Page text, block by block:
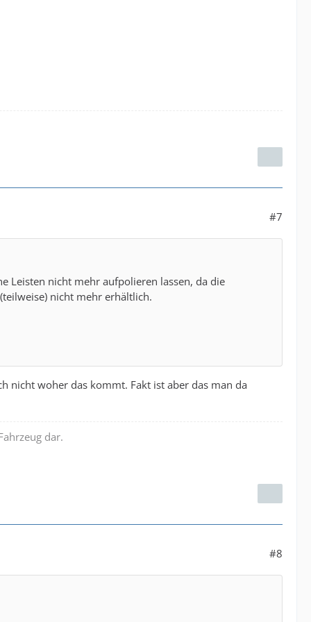
#7
Leisten nicht mehr aufpolieren lassen, da die
nicht mehr erhältlich.
nicht woher das kommt. Fakt ist aber das man da
dar.
#8